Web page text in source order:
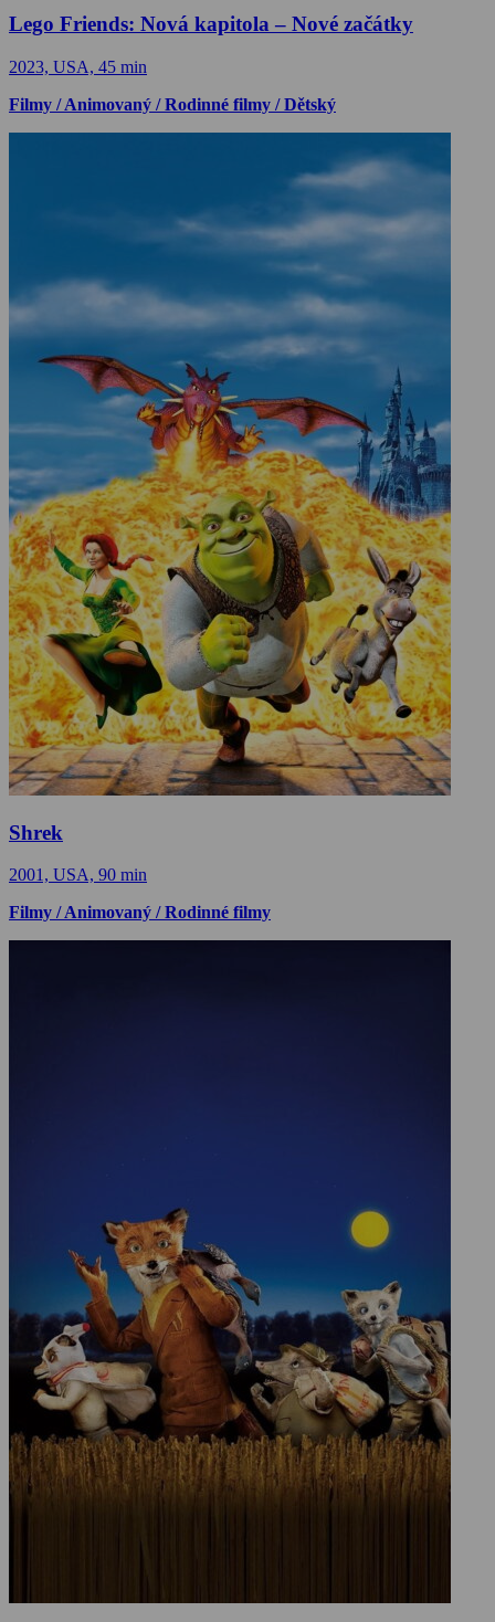
Lego Friends: Nová kapitola – Nové začátky
2023, USA, 45 min
Filmy / Animovaný / Rodinné filmy / Dětský
Shrek
2001, USA, 90 min
Filmy / Animovaný / Rodinné filmy